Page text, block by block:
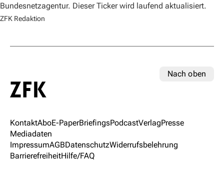
Bundesnetzagentur. Dieser Ticker wird laufend aktualisiert.
ZFK Redaktion
Nach oben
KontaktAboE-PaperBriefingsPodcastVerlagPresse
Mediadaten
ImpressumAGBDatenschutzWiderrufsbelehrung
BarrierefreiheitHilfe/FAQ